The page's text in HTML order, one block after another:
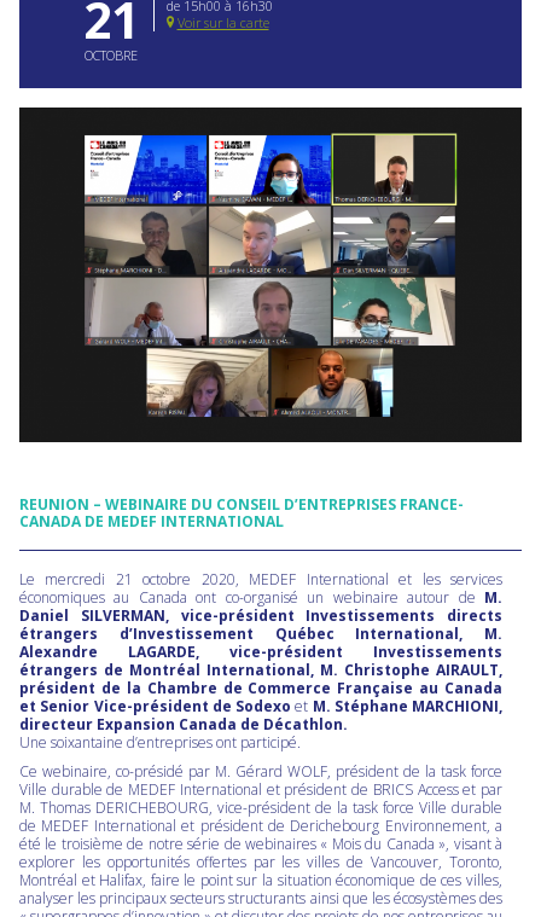
21
OCTOBRE
de 15h00 à 16h30
Voir sur la carte
REUNION – WEBINAIRE DU CONSEIL D’ENTREPRISES FRANCE-
CANADA DE MEDEF INTERNATIONAL
Le mercredi 21 octobre 2020, MEDEF International et les services
économiques au Canada ont co-organisé un webinaire autour de M.
Daniel SILVERMAN, vice-président Investissements directs
étrangers d’Investissement Québec International, M.
Alexandre LAGARDE, vice-président Investissements
étrangers de Montréal International, M. Christophe AIRAULT,
président de la Chambre de Commerce Française au Canada
et Senior Vice-président de Sodexoet M. Stéphane MARCHIONI,
directeur Expansion Canada de Décathlon.
Une soixantaine d’entreprises ont participé.
Ce webinaire, co-présidé par M. Gérard WOLF, président de la task force
Ville durable de MEDEF International et président de BRICS Access et par
M. Thomas DERICHEBOURG, vice-président de la task force Ville durable
de MEDEF International et président de Derichebourg Environnement, a
été le troisième de notre série de webinaires « Mois du Canada », visant à
explorer les opportunités offertes par les villes de Vancouver, Toronto,
Montréal et Halifax, faire le point sur la situation économique de ces villes,
analyser les principaux secteurs structurants ainsi que les écosystèmes des